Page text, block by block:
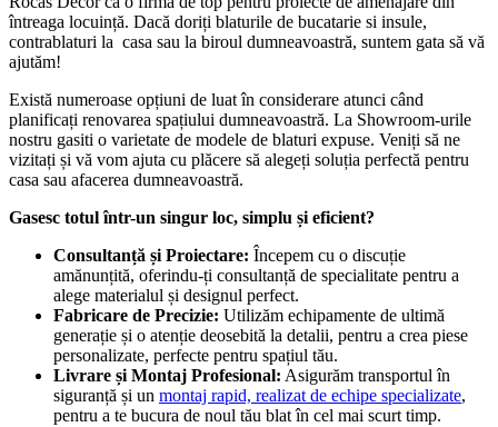
întreaga locuință. Dacă doriți blaturile de bucatarie si insule,
contrablaturi la casa sau la biroul dumneavoastră, suntem gata să vă
ajutăm!
Există numeroase opțiuni de luat în considerare atunci când
planificați renovarea spațiului dumneavoastră. La Showroom-urile
nostru gasiti o varietate de modele de blaturi expuse. Veniți să ne
vizitați și vă vom ajuta cu plăcere să alegeți soluția perfectă pentru
casa sau afacerea dumneavoastră.
Gasesc totul într-un singur loc, simplu și eficient?
Consultanță și Proiectare: Începem cu o discuție
amănunțită, oferindu-ți consultanță de specialitate pentru a
alege materialul și designul perfect.
Fabricare de Precizie: Utilizăm echipamente de ultimă
generație și o atenție deosebită la detalii, pentru a crea piese
personalizate, perfecte pentru spațiul tău.
Livrare și Montaj Profesional: Asigurăm transportul în
siguranță și un montaj rapid, realizat de echipe specializate,
pentru a te bucura de noul tău blat în cel mai scurt timp.